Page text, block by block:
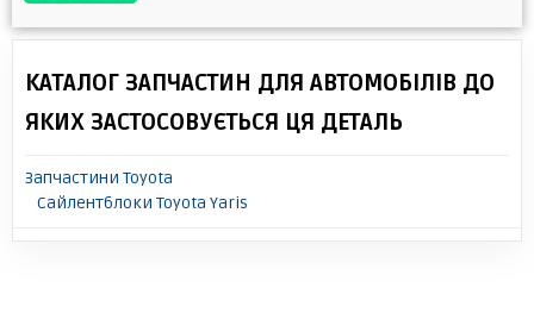
КАТАЛОГ ЗАПЧАСТИН ДЛЯ АВТОМОБІЛІВ ДО
ЯКИХ ЗАСТОСОВУЄТЬСЯ ЦЯ ДЕТАЛЬ
Запчастини Toyota
Сайлентблоки Toyota Yaris